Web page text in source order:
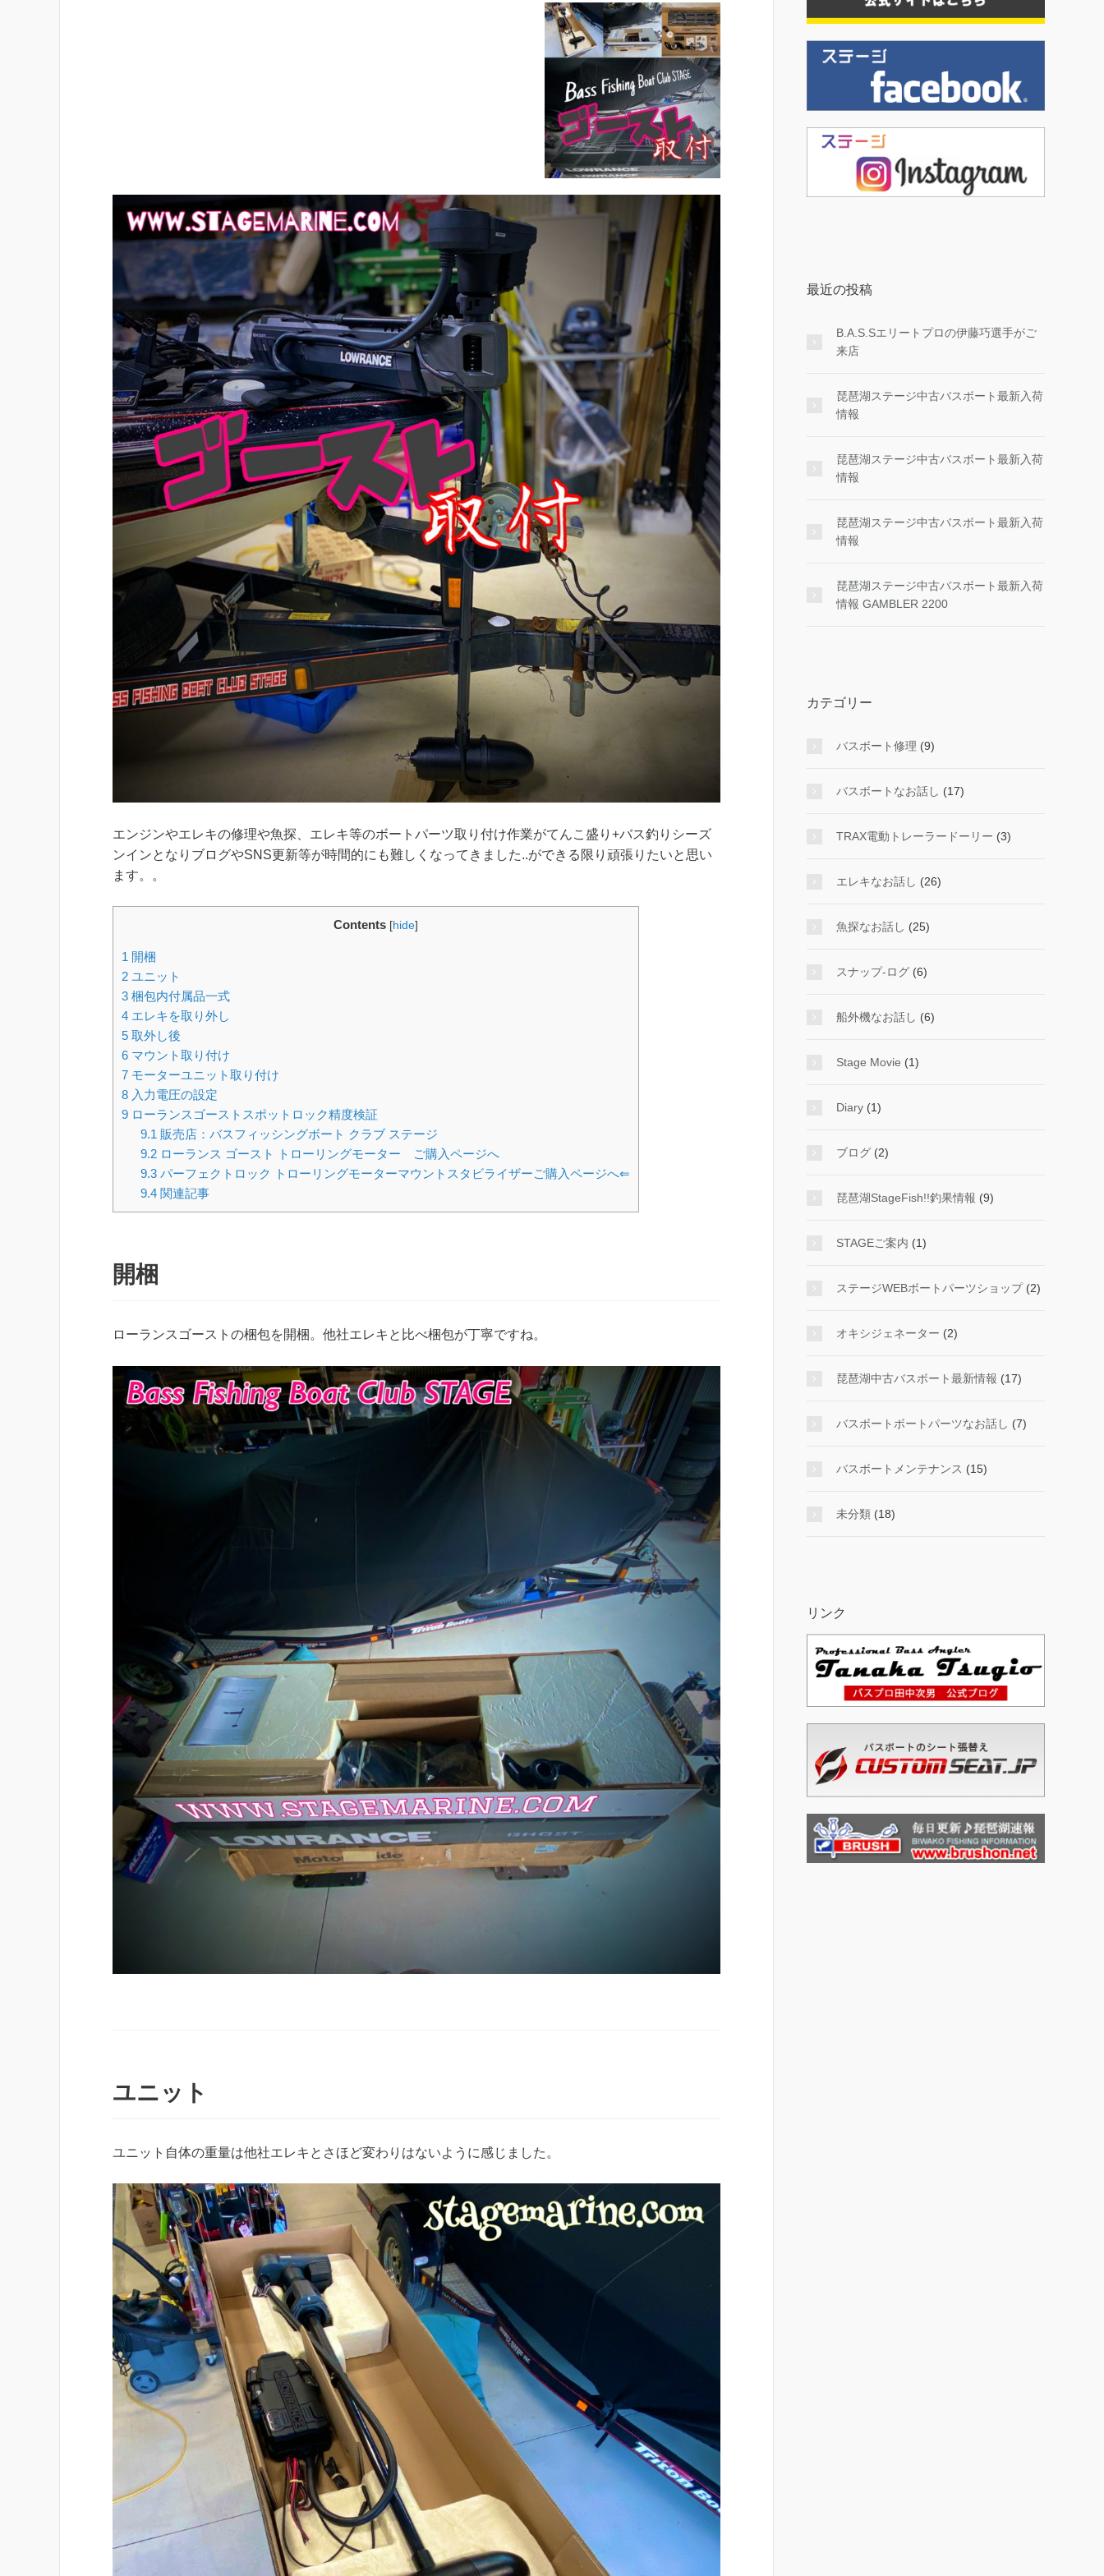
エンジンやエレキの修理や魚探、エレキ等のボートパーツ取り付け作業がてんこ盛り+バス釣りシーズ
ンインとなりブログやSNS更新等が時間的にも難しくなってきました..ができる限り頑張りたいと思い
ます。。
Contents [hide]
1 開梱
2 ユニット
3 梱包内付属品一式
4 エレキを取り外し
5 取外し後
6 マウント取り付け
7 モーターユニット取り付け
8 入力電圧の設定
9 ローランスゴーストスポットロック精度検証
9.1 販売店：バスフィッシングボート クラブ ステージ
9.2ローランス ゴースト トローリングモーター ご購入ページへ
9.3パーフェクトロック トローリングモーターマウントスタビライザーご購入ページへ⇐
9.4関連記事
開梱
ローランスゴーストの梱包を開梱。他社エレキと比べ梱包が丁寧ですね。
ユニット
ユニット自体の重量は他社エレキとさほど変わりはないように感じました。
最近の投稿
B.A.S.Sエリートプロの伊藤巧選手がご
来店
琵琶湖ステージ中古バスボート最新入荷
情報
琵琶湖ステージ中古バスボート最新入荷
情報
琵琶湖ステージ中古バスボート最新入荷
情報
琵琶湖ステージ中古バスボート最新入荷
情報 GAMBLER 2200
カテゴリー
バスボート修理 (9)
バスボートなお話し (17)
TRAX電動トレーラードーリー (3)
エレキなお話し (26)
魚探なお話し (25)
スナップ-ログ (6)
船外機なお話し (6)
Stage Movie (1)
Diary (1)
ブログ (2)
琵琶湖StageFish!!釣果情報 (9)
STAGEご案内 (1)
ステージWEBボートパーツショップ(2)
オキシジェネーター (2)
琵琶湖中古バスボート最新情報 (17)
バスボートボートパーツなお話し (7)
バスボートメンテナンス (15)
未分類 (18)
リンク